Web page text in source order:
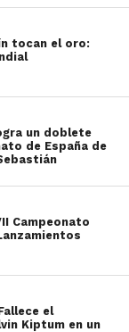
tocan el oro:
un doblete
de España de
Campeonato
el
Kiptum en un